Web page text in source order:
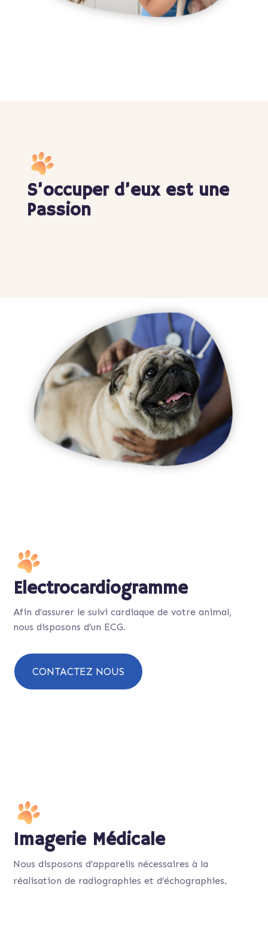
S’occuper d’eux est une
Passion
Electrocardiogramme
Afin d’assurer le suivi cardiaque de votre animal,
nous disposons d’un ECG.
CONTACTEZ NOUS
Imagerie Médicale
Nous disposons d’appareils nécessaires à la
réalisation de radiographies et d’échographies.